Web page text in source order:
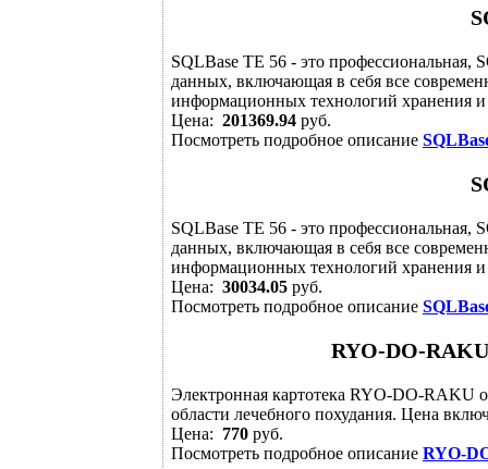
SQLBase TE 56 - это профессиональная,
данных, включающая в себя все
информационных технологий хранения
Цена: 201369.94 руб.
Посмотреть подробное описание
SQLBase TE 56 - это профессиональная,
данных, включающая в себя все
информационных технологий хранения
Цена: 30034.05 руб.
Посмотреть подробное описание
RYO-DO-
Электронная картотека RYO-DO-RAKU
области лечебного похудания. Цена
Цена: 770 руб.
Посмотреть подробное описание RYO-